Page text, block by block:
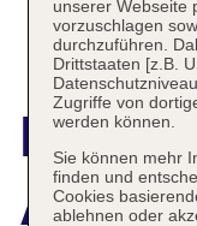
unserer Webseite
vorzuschlagen
durchzuführen.
Drittstaaten [z.B.
Zugriffe von
werden können.
Sie können mehr
finden und
Cookies
ablehnen oder